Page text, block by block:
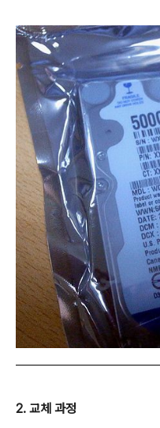
2. 교체 과정